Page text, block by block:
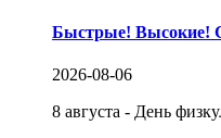
Быстрые! Высокие!
2026-08-06
8 августа - День